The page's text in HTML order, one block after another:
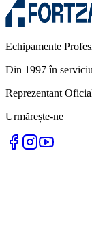
Echipamente
Din 1997 în
Reprezentant
Urmărește-ne